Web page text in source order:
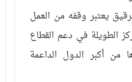
يعتبر وقفه من العمل
الطويلة في دعم القطاع
من أكبر الدول الداعمة